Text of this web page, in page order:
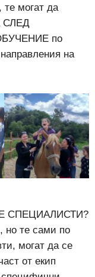
те могат да
СЛЕД
по
на
СПЕЦИАЛИСТИ?
но те сами по
могат да се
от екип